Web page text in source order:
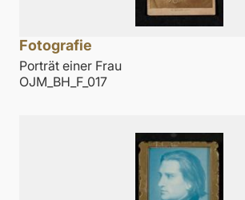
Fotografie
Porträt einer Frau
OJM_BH_F_017